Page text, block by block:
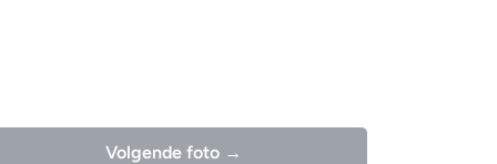
Volgende foto →